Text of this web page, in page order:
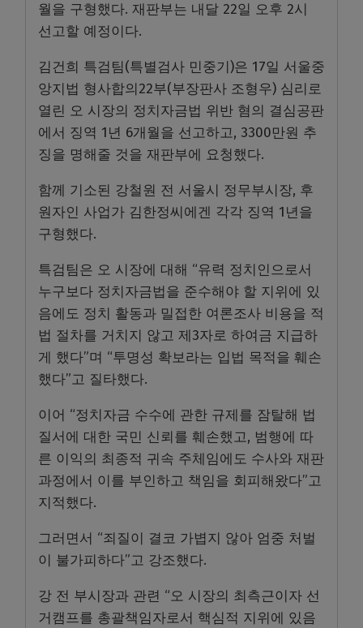
월을 구형했다. 재판부는 내달 22일 오후 2시
선고할 예정이다.
김건희 특검팀(특별검사 민중기)은 17일 서울중
앙지법 형사합의22부(부장판사 조형우) 심리로
열린 오 시장의 정치자금법 위반 혐의 결심공판
에서 징역 1년 6개월을 선고하고, 3300만원 추
징을 명해줄 것을 재판부에 요청했다.
함께 기소된 강철원 전 서울시 정무부시장, 후
원자인 사업가 김한정씨에겐 각각 징역 1년을
구형했다.
특검팀은 오 시장에 대해 “유력 정치인으로서
누구보다 정치자금법을 준수해야 할 지위에 있
음에도 정치 활동과 밀접한 여론조사 비용을 적
법 절차를 거치지 않고 제3자로 하여금 지급하
게 했다”며 “투명성 확보라는 입법 목적을 훼손
했다”고 질타했다.
이어 “정치자금 수수에 관한 규제를 잠탈해 법
질서에 대한 국민 신뢰를 훼손했고, 범행에 따
른 이익의 최종적 귀속 주체임에도 수사와 재판
과정에서 이를 부인하고 책임을 회피해왔다”고
지적했다.
그러면서 “죄질이 결코 가볍지 않아 엄중 처벌
이 불가피하다”고 강조했다.
강 전 부시장과 관련 “오 시장의 최측근이자 선
거캠프를 총괄책임자로서 핵심적 지위에 있음